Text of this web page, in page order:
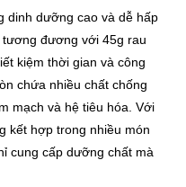
dinh dưỡng cao và dễ hấp
đương với 45g rau
kiệm thời gian và công
chứa nhiều chất chống
mạch và hệ tiêu hóa. Với
kết hợp trong nhiều món
cung cấp dưỡng chất mà